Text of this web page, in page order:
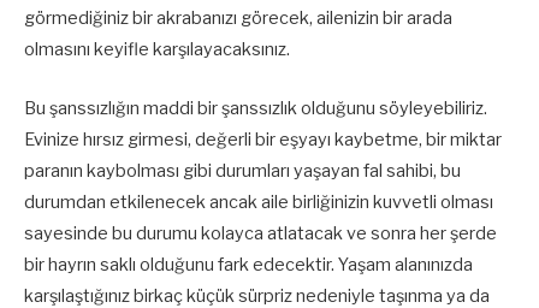
görmediğiniz bir akrabanızı görecek, ailenizin bir arada
olmasını keyifle karşılayacaksınız.
Bu şanssızlığın maddi bir şanssızlık olduğunu söyleyebiliriz.
Evinize hırsız girmesi, değerli bir eşyayı kaybetme, bir miktar
paranın kaybolması gibi durumları yaşayan fal sahibi, bu
durumdan etkilenecek ancak aile birliğinizin kuvvetli olması
sayesinde bu durumu kolayca atlatacak ve sonra her şerde
bir hayrın saklı olduğunu fark edecektir. Yaşam alanınızda
karşılaştığınız birkaç küçük sürpriz nedeniyle taşınma ya da